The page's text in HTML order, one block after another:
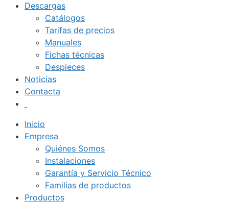
Descargas
Catálogos
Tarifas de precios
Manuales
Fichas técnicas
Despieces
Noticias
Contacta
Inicio
Empresa
Quiénes Somos
Instalaciones
Garantía y Servicio Técnico
Familias de productos
Productos